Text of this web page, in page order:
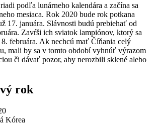
podľa lunárneho kalendára a začína sa
mesiaca. Rok 2020 bude rok potkana
17. januára. Slávnosti budú prebiehať od
Zavŕši ich sviatok lampiónov, ktorý sa
februára. Ak nechcú mať Číňania celý
mali by sa v tomto období vyhnúť výrazom
či dávať pozor, aby nerozbili sklené alebo
rok
Kórea